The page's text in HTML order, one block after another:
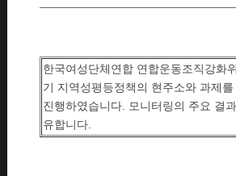
한국여성단체연합 연합운동조직강화
기 지역성평등정책의 현주소와 과제
진행하였습니다. 모니터링의 주요 결
유합니다.